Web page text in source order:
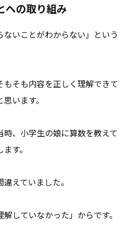
への取り組み
いことがわからない」という
もそも内容を正しく理解できて
います。
、小学生の娘に算数を教えて
す。
えていました。
していなかった」からです。